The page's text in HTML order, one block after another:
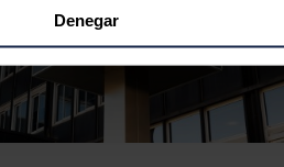
de varios metros
analizándolo activamente
(huellas digitales)
sobre cómo se procesan sus
sus preferencias en la
sección de
Denegar